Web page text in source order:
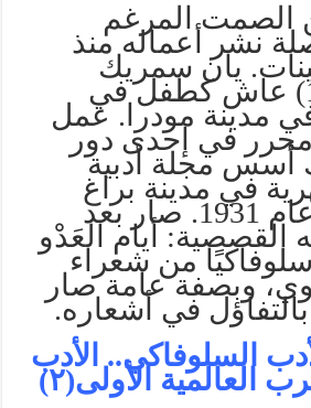
الصمت المرغم
نشر أعماله منذ
يان سمريك
(1898 – 1982) عاش كطفل في
مدينة مودرا. عمل
في إحدى دور
أسس مجلة أدبية
في مدينة براغ
تسمي إيلان عام 1931. صار بعد
أيام العَدْو
سلوفاكيًا من شعراء
وبصفة عامة صار
في أشعاره.
السلوفاكي.. الأدب
العالمية الأولى(٢)